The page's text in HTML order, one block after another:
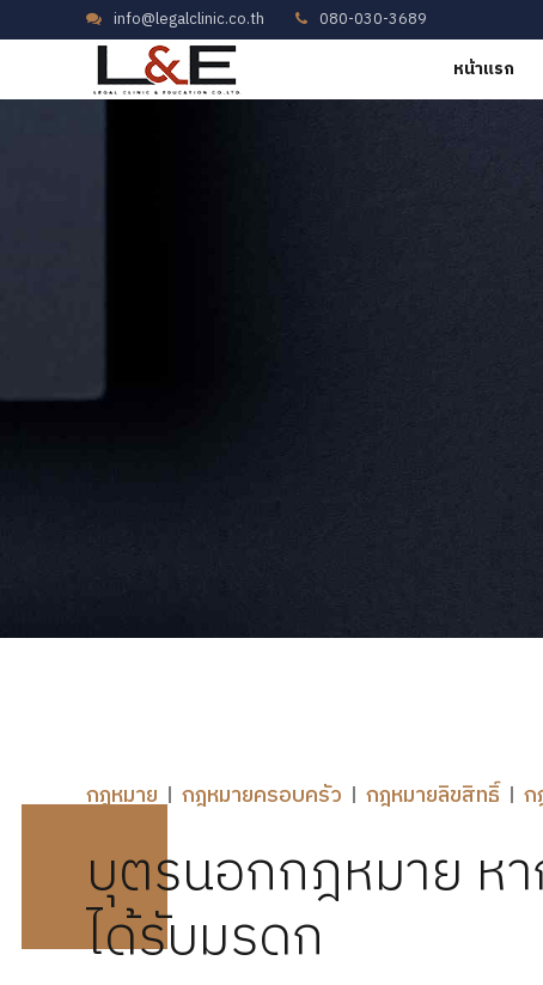
info@legalclinic.co.th 080-030-3689
หน้าแรก
กฎหมาย กฎหมายครอบครัว กฎหมายลิขสิทธิ์ ก
บุตรนอกกฎหมาย ห
ได้รับมรดก